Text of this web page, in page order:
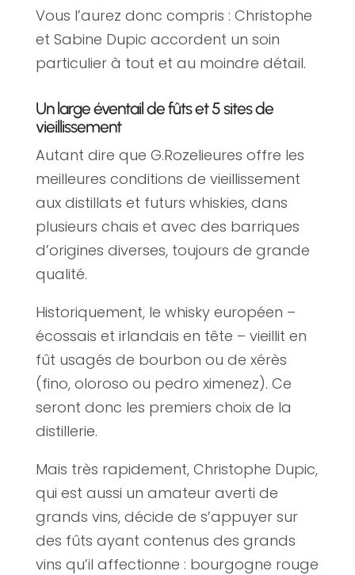
Vous l’aurez donc compris : Christophe
et Sabine Dupic accordent un soin
particulier à tout et au moindre détail.
Un large éventail de fûts et 5 sites de
vieillissement
Autant dire que G.Rozelieures offre les
meilleures conditions de vieillissement
aux distillats et futurs whiskies, dans
plusieurs chais et avec des barriques
d’origines diverses, toujours de grande
qualité.
Historiquement, le whisky européen –
écossais et irlandais en tête – vieillit en
fût usagés de bourbon ou de xérès
(fino, oloroso ou pedro ximenez). Ce
seront donc les premiers choix de la
distillerie.
Mais très rapidement, Christophe Dupic,
qui est aussi un amateur averti de
grands vins, décide de s’appuyer sur
des fûts ayant contenus des grands
vins qu’il affectionne : bourgogne rouge